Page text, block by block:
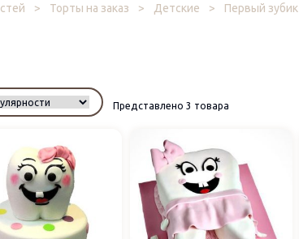
> Торты на заказ > Детские > Первый зубик
Представлено 3 товара